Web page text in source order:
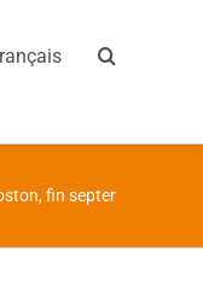
fin septembre 2024!